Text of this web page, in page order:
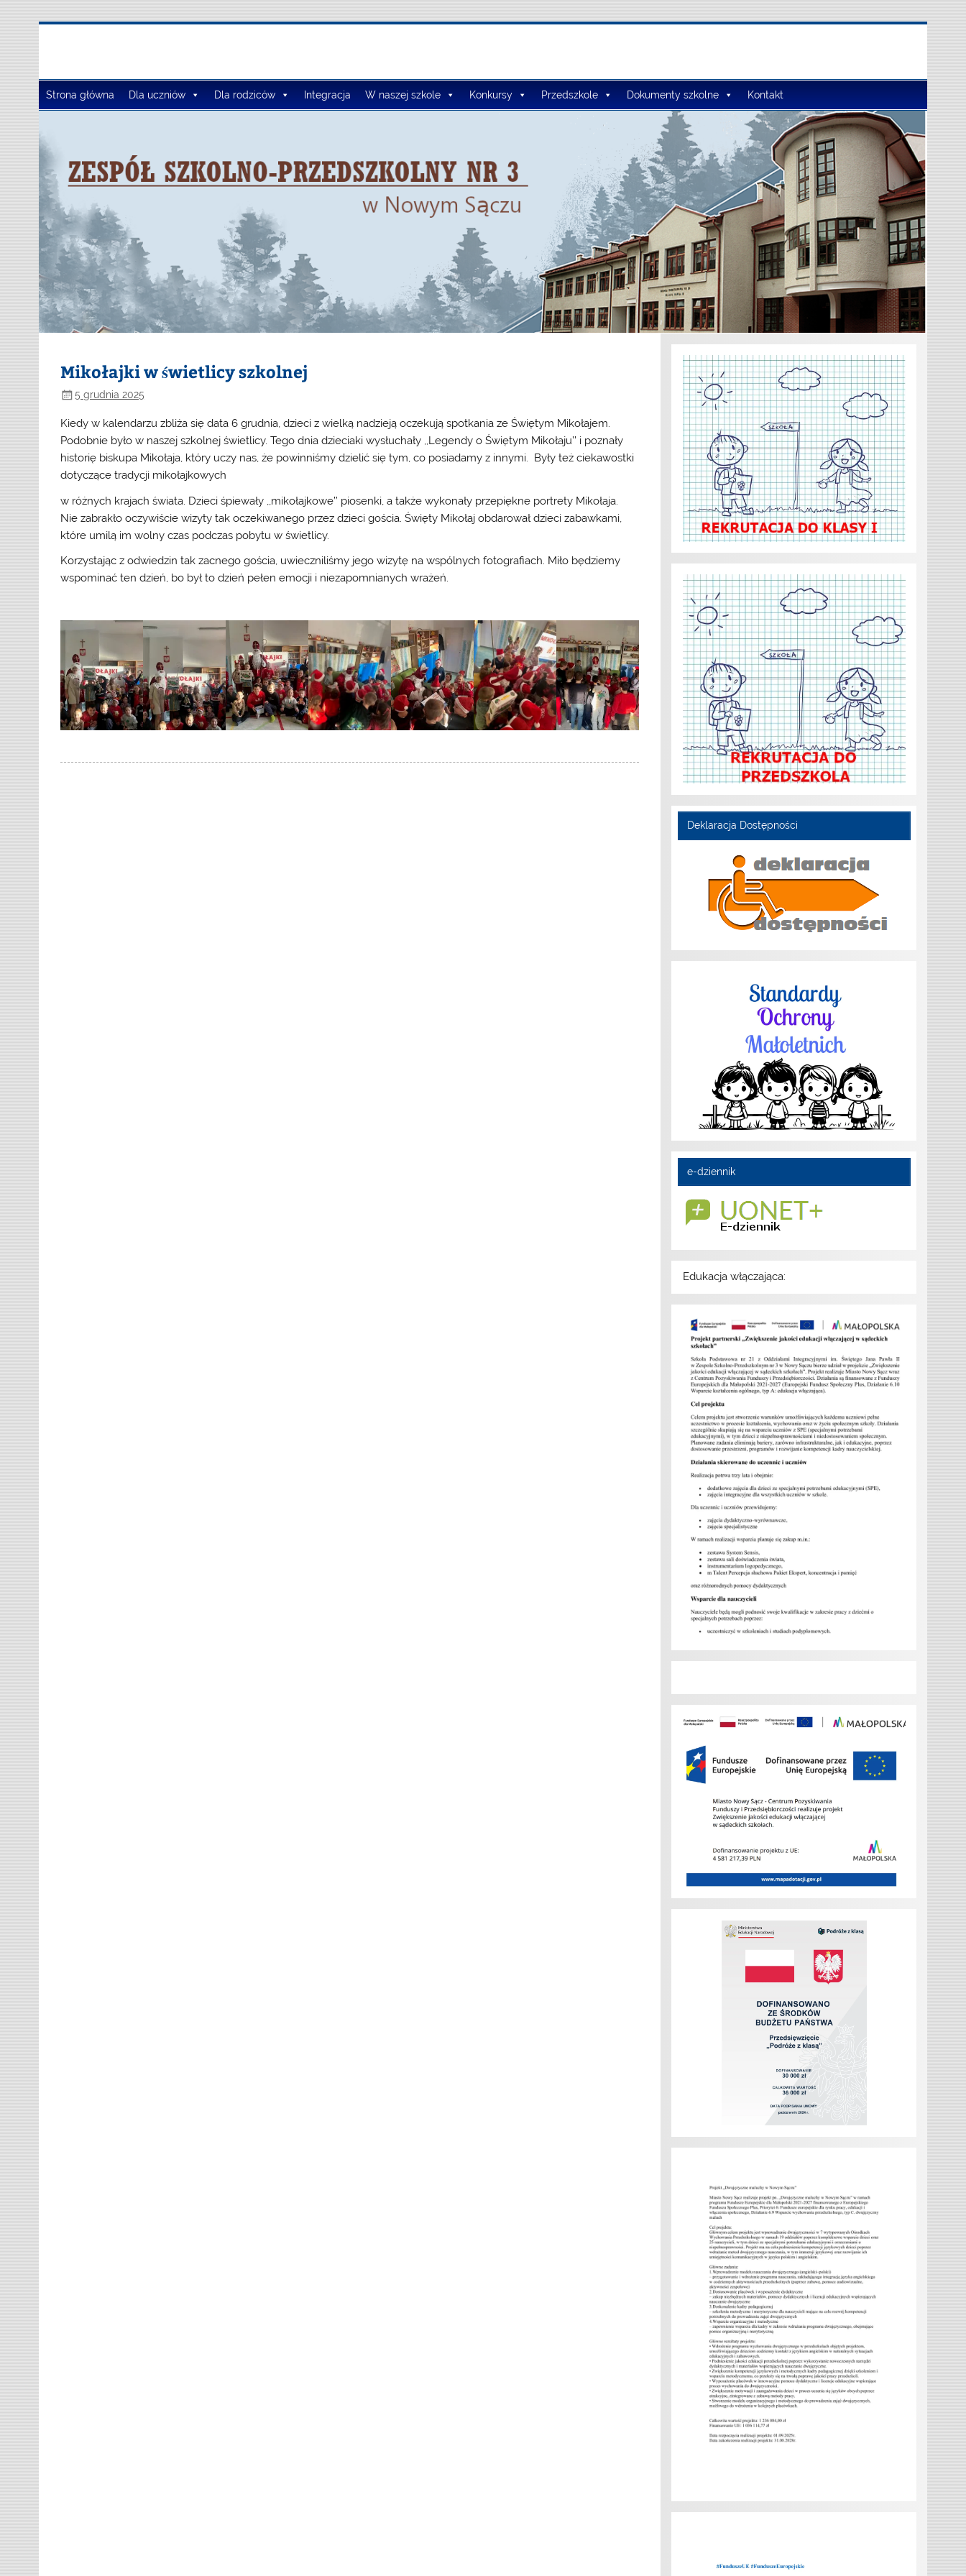
Strona główna Dla uczniów Dla rodziców Integracja W naszej szkole Konkursy Przedszkole Dokumenty szkolne Kontakt
Mikołajki w świetlicy szkolnej
5 grudnia 2025
Kiedy w kalendarzu zbliża się data 6 grudnia, dzieci z wielką nadzieją oczekują spotkania ze Świętym Mikołajem.
Podobnie było w naszej szkolnej świetlicy. Tego dnia dzieciaki wysłuchały ,,Legendy o Świętym Mikołaju’’ i poznały
historię biskupa Mikołaja, który uczy nas, że powinniśmy dzielić się tym, co posiadamy z innymi. Były też ciekawostki
dotyczące tradycji mikołajkowych
w różnych krajach świata. Dzieci śpiewały ,,mikołajkowe’’ piosenki, a także wykonały przepiękne portrety Mikołaja.
Nie zabrakło oczywiście wizyty tak oczekiwanego przez dzieci gościa. Święty Mikołaj obdarował dzieci zabawkami,
które umilą im wolny czas podczas pobytu w świetlicy.
Korzystając z odwiedzin tak zacnego gościa, uwieczniliśmy jego wizytę na wspólnych fotografiach. Miło będziemy
wspominać ten dzień, bo był to dzień pełen emocji i niezapomnianych wrażeń.
Deklaracja Dostępności
e-dziennik
Edukacja włączająca: